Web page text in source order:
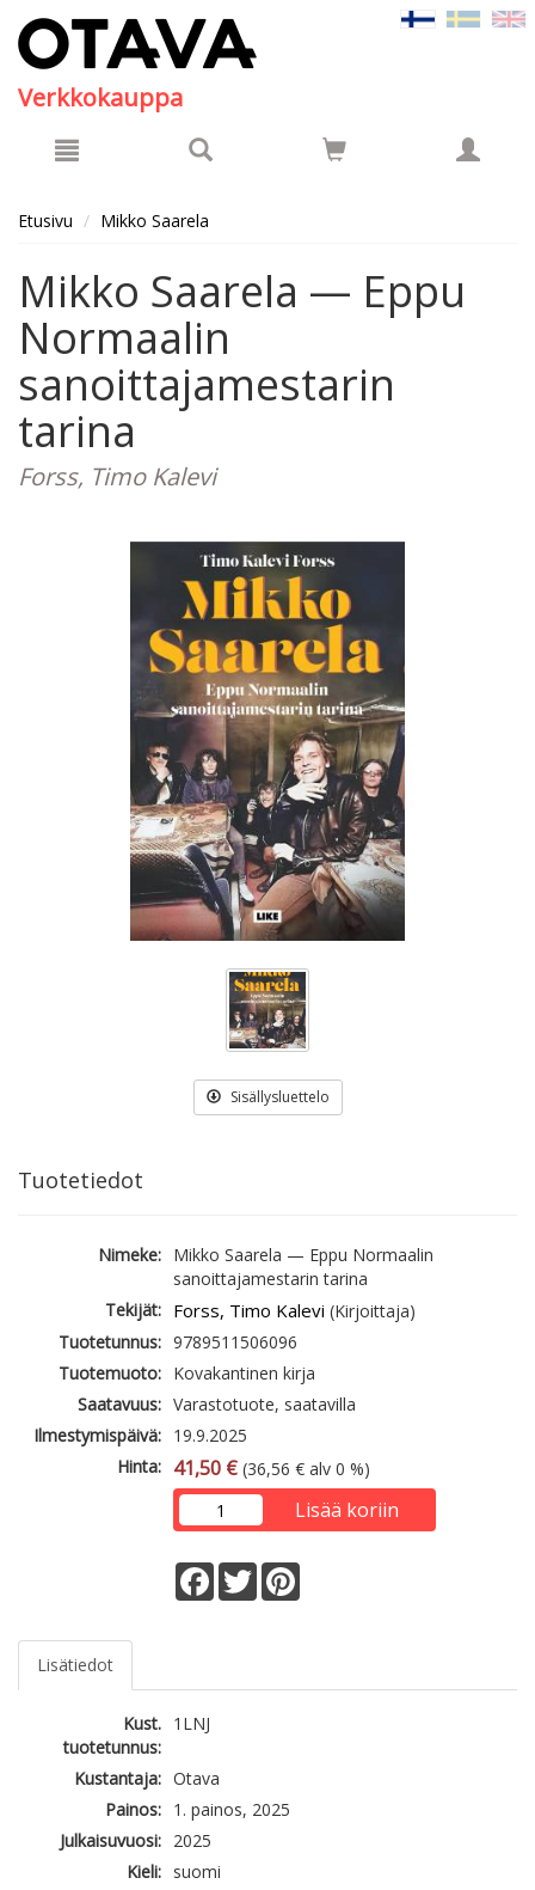
Verkkokauppa
Etusivu Mikko Saarela
Mikko Saarela — Eppu
Normaalin
sanoittajamestarin
tarina
Forss, Timo Kalevi
Sisällysluettelo
Tuotetiedot
Nimeke: Mikko Saarela — Eppu Normaalin
sanoittajamestarin tarina
Tekijät: Forss, Timo Kalevi (Kirjoittaja)
Tuotetunnus: 9789511506096
Tuotemuoto: Kovakantinen kirja
Saatavuus: Varastotuote, saatavilla
Ilmestymispäivä: 19.9.2025
Hinta: 41,50 € (36,56 € alv 0 %)
Lisää koriin
Facebook
Twitter
Lisätiedot
Kust.
tuotetunnus:
1LNJ
Kustantaja: Otava
Painos: 1. painos, 2025
Julkaisuvuosi: 2025
Kieli: suomi